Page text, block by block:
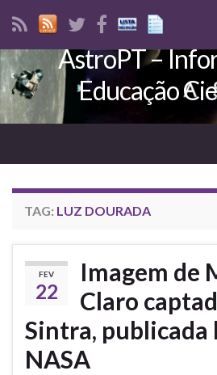
Search for:
AstroPT –
Educação
TAG: LUZ DOURADA
FEV
22
Imagem de
Claro
Sintra, publicada
NASA